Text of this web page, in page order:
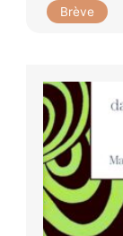
Brève